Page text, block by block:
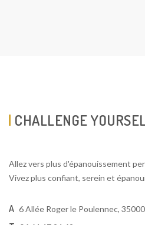
CHALLENGE
Allez vers plus d'épanouissement
Vivez plus confiant, serein et
A 6 Allée Roger le Poulennec,